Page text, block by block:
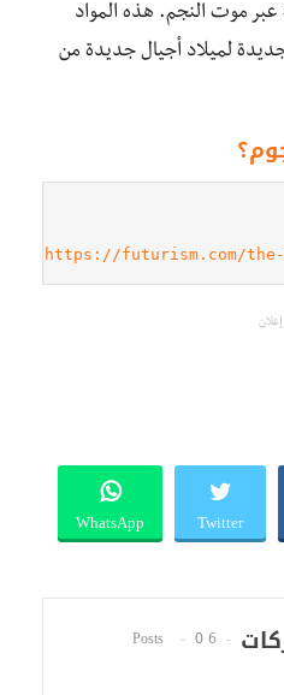
عبر موت النجم. هذه المواد
لميلاد أجيال جديدة من
https://futurism.com/
إعلان
Twitter
WhatsApp
6 Posts
0